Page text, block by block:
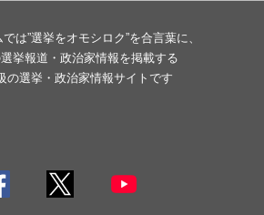
は”選挙をオモシロク”を合言葉に、
挙報道・政治家情報を掲載する
の選挙・政治家情報サイトです